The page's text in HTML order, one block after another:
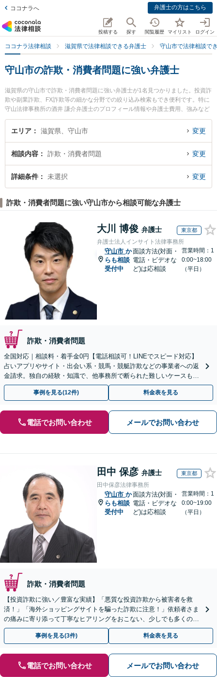
ココナラへ 弁護士の方はこちら
投稿する 探す 閲覧履歴 マイリスト ログイン
ココナラ法律相談 滋賀県で法律相談できる弁護士 守山市で法律相談で
守山市の詐欺・消費者問題に強い弁護士
滋賀県の守山市で詐欺・消費者問題に強い弁護士が1名見つかりました。投資詐
欺や副業詐欺、FX詐欺等の細かな分野での絞り込み検索もでき便利です。特に
守山法律事務所の酒井 謙介弁護士のプロフィール情報や弁護士費用、強みなど
が注目されています。『守山市で土日や夜間に発生した詐欺・消費者問題のト
ラブルを今すぐに弁護士に相談したい』『詐欺・消費者問題のトラブル解決の
実績豊富な近くの弁護士を検索したい』『初回相談無料で詐欺・消費者問題を
んにおすすめです。
エリア 滋賀県、守山市 変更
相談内容 詐欺・消費者問題 変更
詳細条件 未選択 変更
詐欺・消費者問題に強い守山市から相談可能な弁護士
大川 博俊 弁護士 東京都
弁護士法人インサイト法律事務所
守山市 か
らも相談
受付中
面談方法(対面・
電話・ビデオな
ど)は応相談
営業時間：1
0:00~18:00
（平日）
詐欺・消費者問題
全国対応｜相談料・着手金0円【電話相談可！LINEでスピード対応】
占いアプリやサイト・出会い系・競馬・競艇詐欺などの事業者への返
金請求。独自の経験・知識で、他事務所で断られた難しいケースも解
決に導いた実績あり。まずはお気軽にご相談ください
事例を見る(12件) 料金表を見る
電話でお問い合わせ メールでお問い合わせ
田中 保彦 弁護士 東京都
田中保彦法律事務所
守山市 か
らも相談
受付中
面談方法(対面・
電話・ビデオな
ど)は応相談
営業時間：1
0:00~19:00
（平日）
詐欺・消費者問題
【投資詐欺に強い／豊富な実績】「悪質な投資詐欺から被害者を救
済！」「海外ショッピングサイトを騙った詐欺に注意！」依頼者さま
の痛みに寄り添って丁寧なヒアリングをおこない、少しでも多くの返
金が得られるよう尽力します！
事例を見る(3件) 料金表を見る
電話でお問い合わせ メールでお問い合わせ